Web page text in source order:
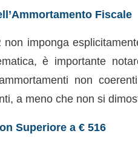
Fiscale
imponga
è importante
non
a meno che non si
Superiore a € 516